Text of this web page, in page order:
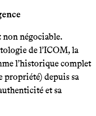
non négociable.
de l’ICOM, la
l’historique complet
propriété) depuis sa
et sa